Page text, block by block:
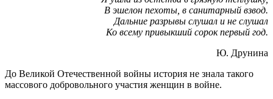
В эшелон пехоты, в санитарный взвод.
Дальние разрывы слушал и не слушал
Ко всему привыкший сорок первый год.
Ю. Друнина
До Великой Отечественной войны история не знала такого
массового добровольного участия женщин в войне.